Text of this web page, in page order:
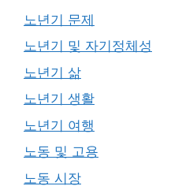
노년기 문제
노년기 및 자기정체성
노년기 삶
노년기 생활
노년기 여행
노동 및 고용
노동 시장